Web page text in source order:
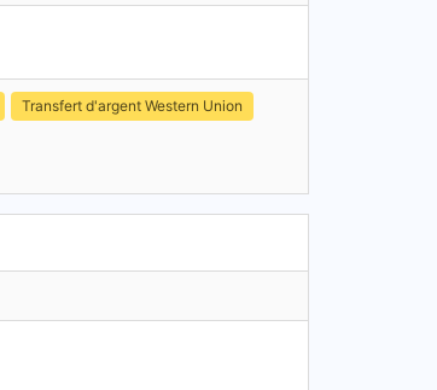
Transfert d'argent Western Union